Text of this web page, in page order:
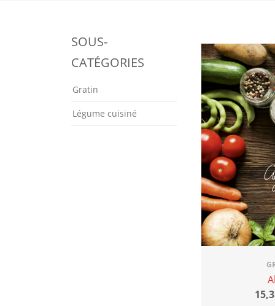
SOUS-
CATÉGORIES
Gratin
Légume cuisiné